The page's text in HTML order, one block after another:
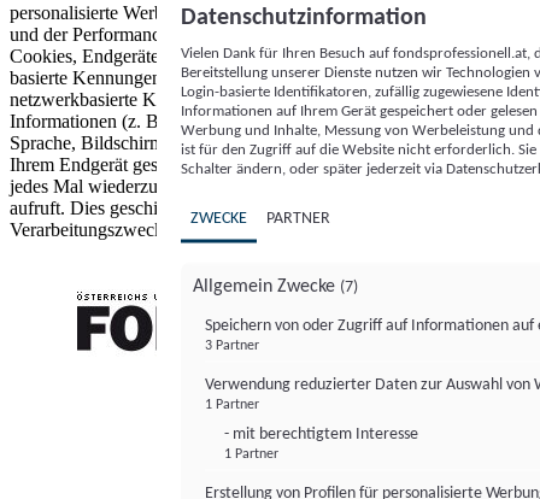
personalisierte Werbung und Inhalte, Messung von Werbeleistung
und der Performance von Inhalten sowie Zielgruppenforschung.
Cookies, Endgeräte- oder ähnliche Online-Kennungen (z. B. login-
basierte Kennungen, zufällig generierte Kennungen,
netzwerkbasierte Kennungen) können zusammen mit anderen
Informationen (z. B. Browsertyp und Browserinformationen,
Sprache, Bildschirmgröße, unterstützte Technologien usw.) auf
Ihrem Endgerät gespeichert oder von dort ausgelesen werden, um es
jedes Mal wiederzuerkennen, wenn es eine App oder einer Webseite
aufruft. Dies geschieht für einen oder mehrere der hier aufgeführten
Verarbeitungszwecke.
Datenschutzinformation
Vielen Dank für Ihren Besuch auf
Bereitstellung unserer Dienste nutzen wir Technologien
Login-basierte Identifikatoren, zufällig zugewiesene
Informationen auf Ihrem Gerät gespeichert oder
Werbung und Inhalte, Messung von Werbeleistung
ist für den Zugriff auf die Website nicht erforderlich.
Schalter ändern, oder später jederzeit via
ZWECKE PARTNER
Allgemein Zwecke (7)
Speichern von oder Zugriff auf Informationen auf
3 Partner
Verwendung reduzierter Daten zur Auswahl von
1 Partner
- mit berechtigtem Interesse
1 Partner
Erstellung von Profilen für personalisierte
FONDS professionell